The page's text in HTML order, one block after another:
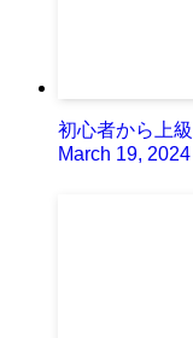
初心者から上
March 19, 2024